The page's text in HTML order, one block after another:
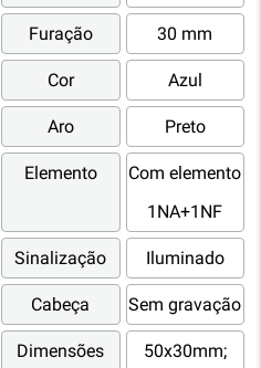
Furação 30 mm
Cor Azul
Aro Preto
Elemento
Com elemento
1NA+1NF
Sinalização Iluminado
Cabeça Sem gravação
Dimensões
50x30mm;